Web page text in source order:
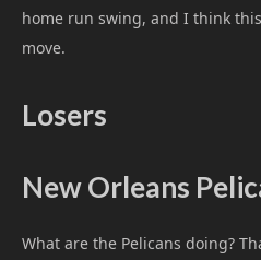
home run swing, and I think
move.
Losers
New Orleans
What are the Pelicans doing?